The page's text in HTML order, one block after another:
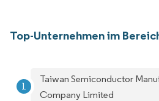
Top-Unternehmen im
Taiwan Semiconductor
Company Limited